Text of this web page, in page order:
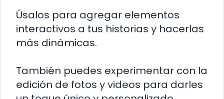
Úsalos para agregar elementos
interactivos a tus historias y hacerlas
más dinámicas.
También puedes experimentar con la
edición de fotos y videos para darles